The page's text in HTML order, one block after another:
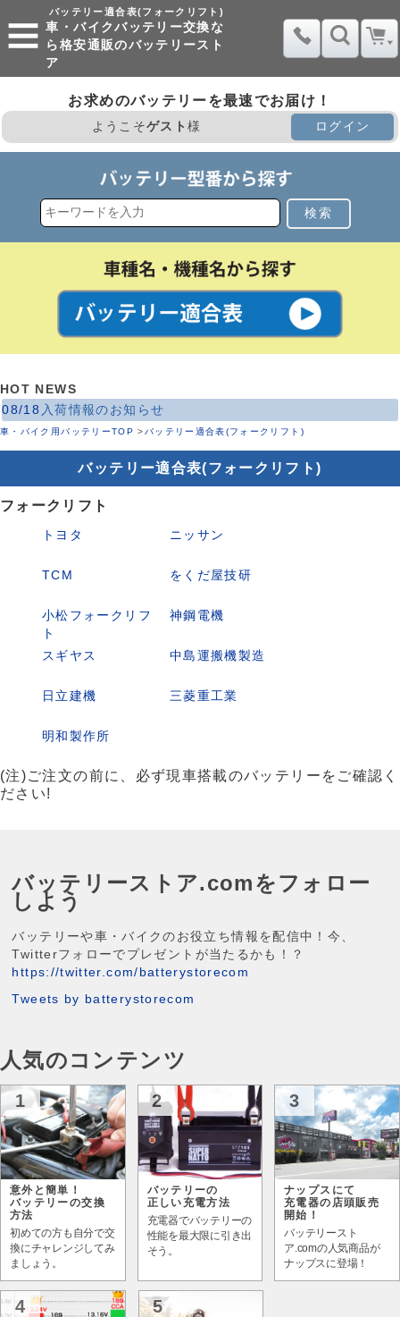
バッテリー適合表(フォークリフト)
車・バイクバッテリー交換な
ら格安通販のバッテリースト
ア
お求めのバッテリーを最速でお届け！
ようこそゲスト様 ログイン
検索
HOT NEWS
08/18 入荷情報のお知らせ
車・バイク用バッテリーTOP >バッテリー適合表(フォークリフト)
バッテリー適合表(フォークリフト)
フォークリフト
トヨタ ニッサン
TCM をくだ屋技研
小松フォークリフ
ト
神鋼電機
スギヤス 中島運搬機製造
日立建機 三菱重工業
明和製作所
(注)ご注文の前に、必ず現車搭載のバッテリーをご確認く
ださい!
バッテリーストア.comをフォロー
しよう
バッテリーや車・バイクのお役立ち情報を配信中！今、
Twitterフォローでプレゼントが当たるかも！？
https://twitter.com/batterystorecom
Tweets by batterystorecom
人気のコンテンツ
1
意外と簡単！
バッテリーの交換
方法
初めての方も自分で交
換にチャレンジしてみ
ましょう。
2
バッテリーの
正しい充電方法
充電器でバッテリーの
性能を最大限に引き出
そう。
3
ナップスにて
充電器の店頭販売
開始！
バッテリースト
ア.comの人気商品が
ナップスに登場！
4 5